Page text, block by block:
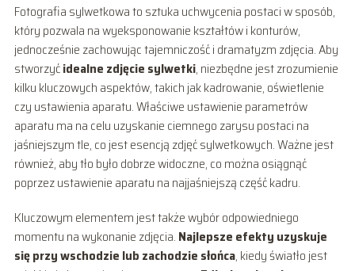
Fotografia sylwetkowa to sztuka uchwycenia postaci w sposób,
który pozwala na wyeksponowanie kształtów i konturów,
jednocześnie zachowując tajemniczość i dramatyzm zdjęcia. Aby
stworzyćidealne zdjęcie sylwetki, niezbędne jest zrozumienie
kilku kluczowych aspektów, takich jak kadrowanie, oświetlenie
czy ustawienia aparatu. Właściwe ustawienie parametrów
aparatu ma na celu uzyskanie ciemnego zarysu postaci na
jaśniejszym tle, co jest esencją zdjęć sylwetkowych. Ważne jest
również, aby tło było dobrze widoczne, co można osiągnąć
poprzez ustawienie aparatu na najjaśniejszą część kadru.
Kluczowym elementem jest także wybór odpowiedniego
momentu na wykonanie zdjęcia. Najlepsze efekty uzyskuje
się przy wschodzie lub zachodzie słońca, kiedy światło jest